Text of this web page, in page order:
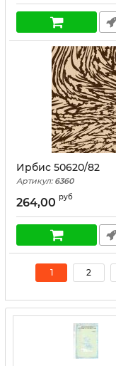
Ирбис 50620/82
Артикул: 6360
264,00 руб
1 2